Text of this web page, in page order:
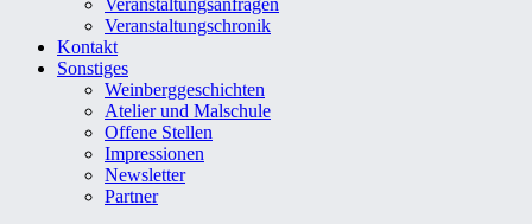
Veranstaltungschronik
Kontakt
Sonstiges
Weinberggeschichten
Atelier und Malschule
Offene Stellen
Impressionen
Newsletter
Partner